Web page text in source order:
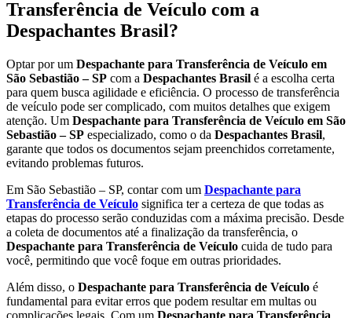
Transferência de Veículo com a
Despachantes Brasil?
Optar por um Despachante para Transferência de Veículo em
São Sebastião – SP com a Despachantes Brasil é a escolha certa
para quem busca agilidade e eficiência. O processo de transferência
de veículo pode ser complicado, com muitos detalhes que exigem
atenção. Um Despachante para Transferência de Veículo em São
Sebastião – SP especializado, como o da Despachantes Brasil,
garante que todos os documentos sejam preenchidos corretamente,
evitando problemas futuros.
Em São Sebastião – SP, contar com um Despachante para
Transferência de Veículo significa ter a certeza de que todas as
etapas do processo serão conduzidas com a máxima precisão. Desde
a coleta de documentos até a finalização da transferência, o
Despachante para Transferência de Veículo cuida de tudo para
você, permitindo que você foque em outras prioridades.
Além disso, o Despachante para Transferência de Veículo é
fundamental para evitar erros que podem resultar em multas ou
complicações legais. Com um Despachante para Transferência